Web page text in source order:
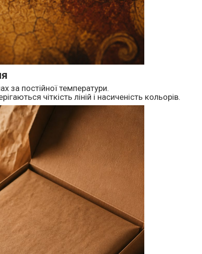
за постійної температури.
чіткість ліній і насиченість кольорів.